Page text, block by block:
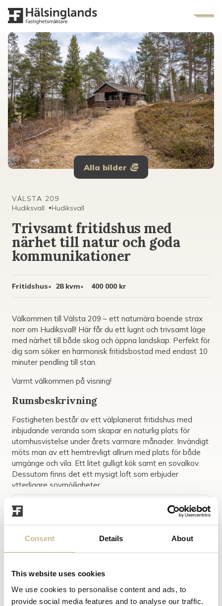
Consent Details About
This website uses cookies
We use cookies to personalise content and ads, to
provide social media features and to analyse our traffic.
Alla bilder
VÄLSTA 209
Hudiksvall
•Hudiksvall
Trivsamt fritidshus med
närhet till natur och goda
kommunikationer
Fritidshus 28 kvm 400 000 kr
Välkommen till Välsta 209 – ett naturnära boende strax
norr om Hudiksvall! Här får du ett lugnt och trivsamt läge
med närhet till både skog och öppna landskap. Perfekt för
dig som söker en harmonisk fritidsbostad med endast 10
minuter pendling till stan.
Varmt välkommen på visning!
Rumsbeskrivning
Fastigheten består av ett välplanerat fritidshus med
inbjudande veranda som skapar en naturlig plats för
utomhusvistelse under årets varmare månader. Invändigt
möts man av ett hemtrevligt allrum med plats för både
umgänge och vila. Ett litet gulligt kök samt en sovalkov.
Dessutom finns det ett mysigt loft som erbjuder
ytterligare sovmöjligheter.
Bostaden är utrustad med ett enklare badrum med
bastu, toalett och handfat. Vilket gör vistelsen bekväm
och praktisk även vid längre vis...
Olivia
Ansvarig Mäklare
070-973 75 75